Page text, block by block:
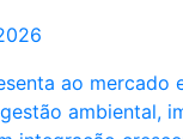
ao mercado
ambiental,